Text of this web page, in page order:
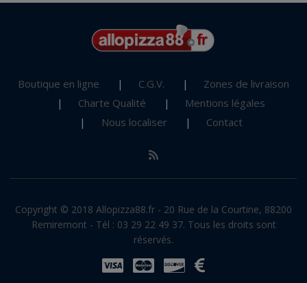
Boutique en ligne C.G.V.
Zones de livraison
Charte Qualité
Mentions légales
Nous localiser
Contact
Copyright © 2018 Allopizza88.fr - 20 Rue de la Courtine, 88200
Remiremont - Tél : 03 29 22 49 37. Tous les droits sont
réservés.